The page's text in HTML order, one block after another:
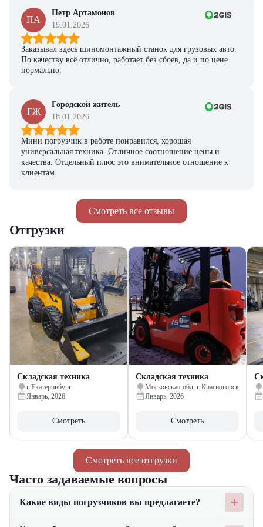
Смотреть все отзывы
ПА
Петр Артамонов
19.01.2026
Заказывал здесь шиномонтажный станок для грузовых авто.
По качеству всё отлично, работает без сбоев, да и по цене
нормально.
ГЖ
Городской житель
18.01.2026
Мини погрузчик в работе понравился, хорошая
универсальная техника. Отличное соотношение цены и
качества. Отдельный плюс это внимательное отношение к
клиентам.
Смотреть все отгрузки
Отгрузки
Складская техника
г Екатеринбург
Январь, 2026
Смотреть
Складская техника
Московская обл, г Красногорск
Январь, 2026
Смотреть
Часто задаваемые вопросы
Какие виды погрузчиков вы предлагаете?